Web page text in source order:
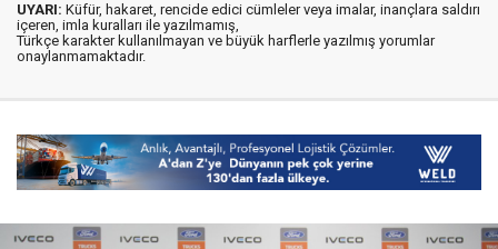
UYARI: Küfür, hakaret, rencide edici cümleler veya imalar, inançlara saldırı
içeren, imla kuralları ile yazılmamış,
Türkçe karakter kullanılmayan ve büyük harflerle yazılmış yorumlar
onaylanmamaktadır.